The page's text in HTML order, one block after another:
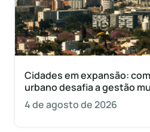
Cidades em expansão:
urbano desafia a gestão
4 de agosto de 2026